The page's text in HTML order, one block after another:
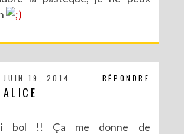
RÉPONDRE
JUIN 19, 2014
ALICE
bol !! Ça me donne de